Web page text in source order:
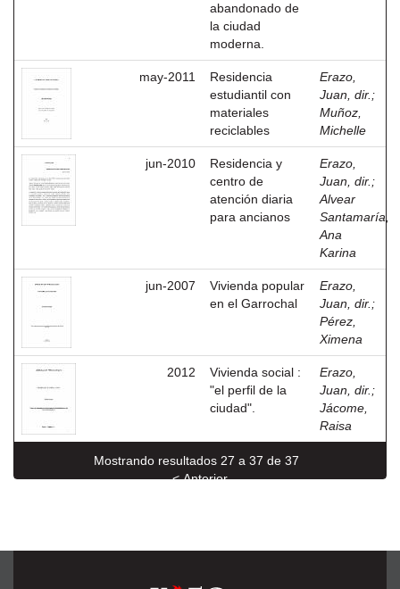
abandonado de
la ciudad
moderna.
may-2011
Residencia
estudiantil con
materiales
reciclables
Erazo,
Juan, dir. ;
Muñoz,
Michelle
jun-2010
Residencia y
centro de
atención diaria
para ancianos
Erazo,
Juan, dir. ;
Alvear
Santamaría,
Ana
Karina
jun-2007
Vivienda popular
en el Garrochal
Erazo,
Juan, dir. ;
Pérez,
Ximena
2012
Vivienda social :
"el perfil de la
ciudad".
Erazo,
Juan, dir. ;
Jácome,
Raisa
Mostrando resultados 27 a 37 de 37
< Anterior